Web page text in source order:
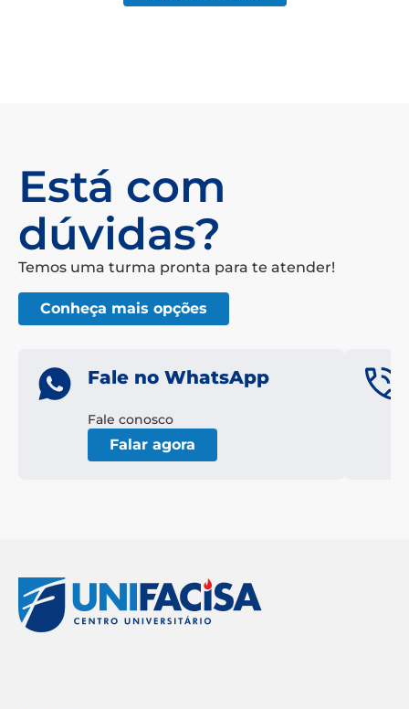
Está com
dúvidas?
Temos uma turma pronta para te atender!
Conheça mais opções
Fale no WhatsApp
Fale conosco
Falar agora